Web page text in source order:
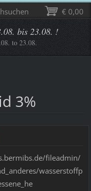
bis 23.08. !
to 23.08.
3%
fileadmin/
wasserstoffp
€ 0,00